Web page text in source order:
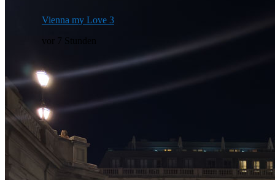
Vienna my Love 3
vor 7 Stunden